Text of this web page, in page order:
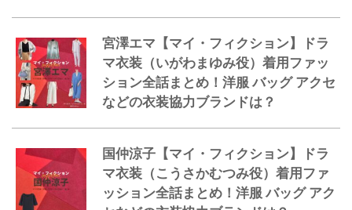
宮澤エマ【マイ・フィクション】ドラ
マ衣装（いがわまゆみ役）着用ファッ
ション全話まとめ！洋服 バッグ アクセ
などの衣装協力ブランドは？
国仲涼子【マイ・フィクション】ドラ
マ衣装（こうさかむつみ役）着用ファ
ッション全話まとめ！洋服 バッグ アク